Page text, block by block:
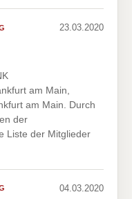
23.03.2020
am Main,
am Main. Durch
der
Liste der Mitglieder
04.03.2020